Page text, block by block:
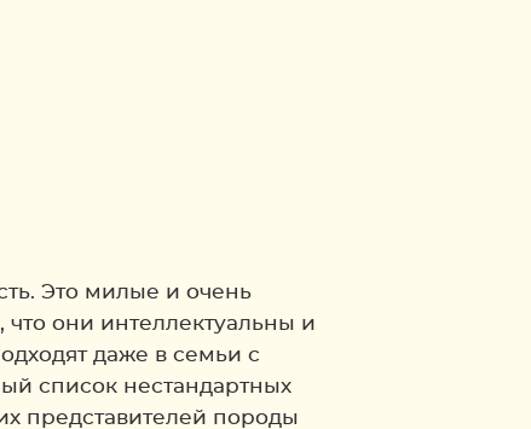
Это милые и очень
они интеллектуальны и
даже в семьи с
список нестандартных
представителей породы